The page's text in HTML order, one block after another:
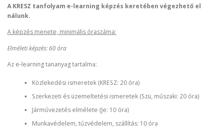
A KRESZ tanfolyam e-learning képzés keretében végezhető el
nálunk.
A képzés menete, minimális óraszáma:
Elméleti képzés: 60 óra
Az e-learning tananyag tartalma:
Közlekedési ismeretek (KRESZ: 20 óra)
Szerkezeti és üzemeltetési ismeretek (Szü, műszaki: 20 óra)
Járművezetés elmélete (Je: 10 óra)
Munkavédelem, tűzvédelem, szállítás: 10 óra